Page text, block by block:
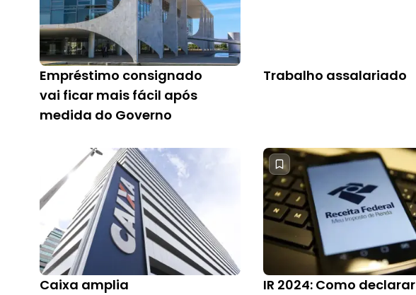
Empréstimo consignado
vai ficar mais fácil após
medida do Governo
Trabalho assalariado
Caixa amplia
IR 2024: Como declarar